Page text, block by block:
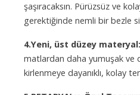
şaşıracaksın. Pürüzsüz ve
gerektiğinde nemli bir bezle
4.Yeni, üst düzey materyal:
matlardan daha yumuşak ve
kirlenmeye dayanıklı, kolay